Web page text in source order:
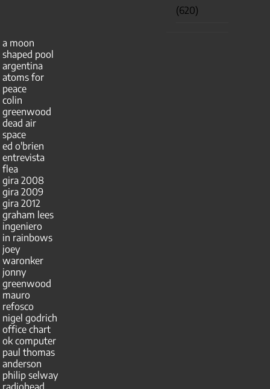
(620)
a moon
shaped pool
argentina
atoms for
peace
colin
greenwood
dead air
space
ed o'brien
entrevista
flea
gira 2008
gira 2009
gira 2012
graham lees
ingeniero
in rainbows
joey
waronker
jonny
greenwood
mauro
refosco
nigel godrich
office chart
ok computer
paul thomas
anderson
philip selway
radiohead